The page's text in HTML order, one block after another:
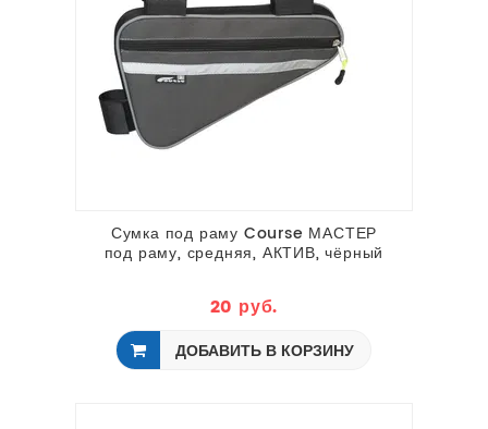
Сумка под раму Course МАСТЕР
под раму, средняя, АКТИВ, чёрный
20 руб.
ДОБАВИТЬ В КОРЗИНУ